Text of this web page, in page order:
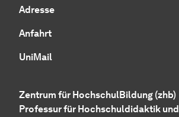
Adresse
Anfahrt
UniMail
Zentrum für HochschulBildung (zhb)
Professur für Hochschuldidaktik und